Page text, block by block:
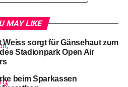
Bochum mit 105:93 (55:40).
für die Mittelfranken in dieser
nach 13 Spieltagen
bescherte. In der kommenden
MAY LIKE
Weiss sorgt für Gänsehaut zum
Stadionpark Open Air
beim Sparkassen